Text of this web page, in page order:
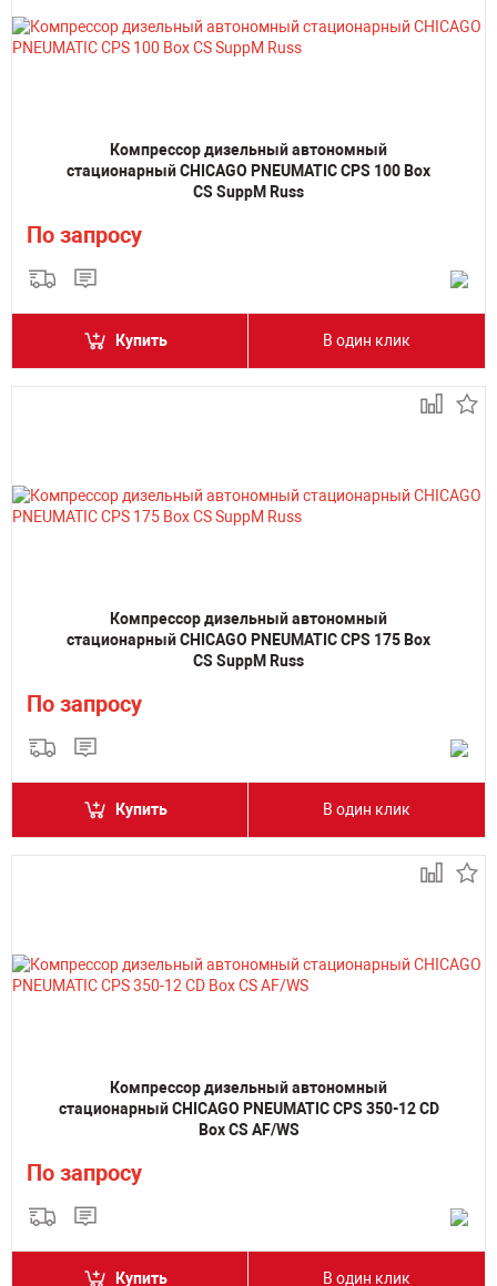
Компрессор дизельный автономный
стационарный CHICAGO PNEUMATIC CPS 100 Box
CS SuppM Russ
По запросу
Купить В один клик
Компрессор дизельный автономный
стационарный CHICAGO PNEUMATIC CPS 175 Box
CS SuppM Russ
По запросу
Купить В один клик
Компрессор дизельный автономный
стационарный CHICAGO PNEUMATIC CPS 350-12 CD
Box CS AF/WS
По запросу
Купить В один клик